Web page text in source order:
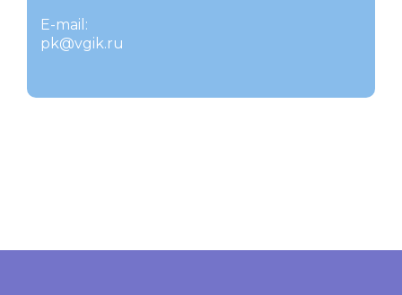
E-mail:
pk@vgik.ru